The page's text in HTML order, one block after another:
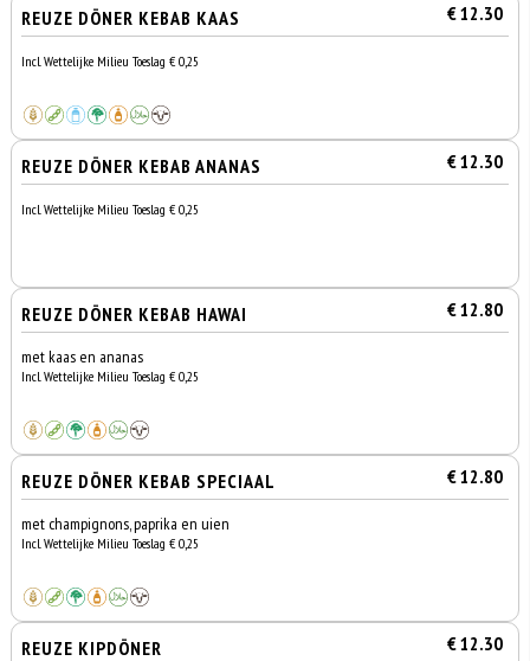
REUZE DÖNER KEBAB KAAS € 12.30
Incl. Wettelijke Milieu Toeslag € 0,25
REUZE DÖNER KEBAB ANANAS € 12.30
Incl. Wettelijke Milieu Toeslag € 0,25
REUZE DÖNER KEBAB HAWAI € 12.80
met kaas en ananas
Incl. Wettelijke Milieu Toeslag € 0,25
REUZE DÖNER KEBAB SPECIAAL € 12.80
met champignons, paprika en uien
Incl. Wettelijke Milieu Toeslag € 0,25
REUZE KIPDÖNER € 12.30